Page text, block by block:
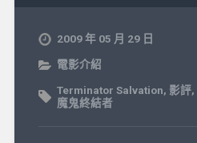
2009 年 05 月 29 日
電影介紹
Terminator Salvation, 影評,
魔鬼終結者